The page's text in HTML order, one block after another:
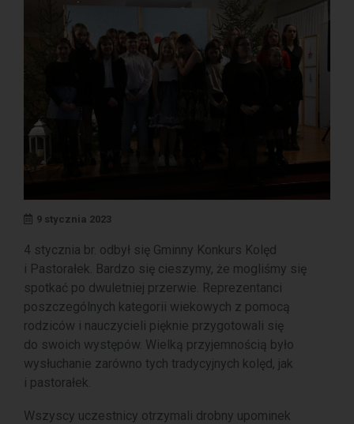
9 stycznia 2023
4 stycznia br. odbył się Gminny Konkurs Kolęd
i Pastorałek. Bardzo się cieszymy, że mogliśmy się
spotkać po dwuletniej przerwie. Reprezentanci
poszczególnych kategorii wiekowych z pomocą
rodziców i nauczycieli pięknie przygotowali się
do swoich występów. Wielką przyjemnością było
wysłuchanie zarówno tych tradycyjnych kolęd, jak
i pastorałek.
Wszyscy uczestnicy otrzymali drobny upominek